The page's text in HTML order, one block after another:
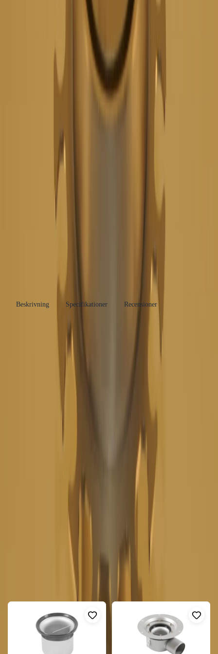
Golvbrunn från FURO, modell 139, av syrafast rostfritt stål.
Designad för tyngre belastningar i industrimiljöer med
Produktinformation
Se fler produkter
Beskrivning Specifikationer Recensioner
Produkthöjdpunkter
FURO 139 Golvbrunn för
Betonggolv
Upptäck FURO 139, en robust och pålitlig golvbrunn designad
för industrimiljöer som fabriker och verkstäder med tyngre
belastningar. Denna golvbrunn är tillverkad av syrafast rostfritt
stål, vilket gör den både hållbar och lätt att rengöra.
Produktegenskaper
Syrafast rostfritt stål för maximal hållbarhet.
Dimensioner:Bottenutlopp Ø75 mm, rund överdel med
spaltlock M125 och diameter Ø156 mm.
Kapacitet:Klarar ett flöde på 1,7 l/s.
Design:Golv utan tätskikt, perfekt för stålslipat
Fler produkter i samma kategori